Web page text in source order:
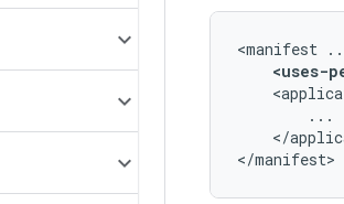
<manifest
<uses-
</
</manifest>